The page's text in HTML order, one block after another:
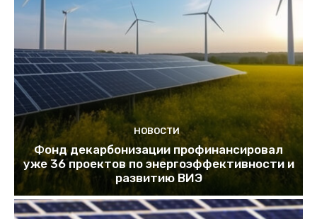
НОВОСТИ
Фонд декарбонизации профинансировал
уже 36 проектов по энергоэффективности и
развитию ВИЭ